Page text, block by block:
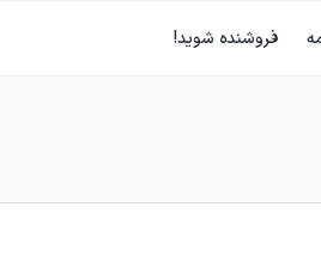
فروشنده شوید!